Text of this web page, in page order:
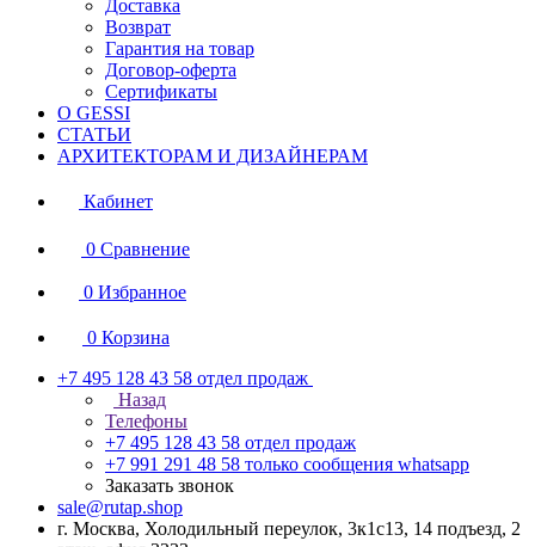
Доставка
Возврат
Гарантия на товар
Договор-оферта
Сертификаты
О GESSI
СТАТЬИ
АРХИТЕКТОРАМ И ДИЗАЙНЕРАМ
Кабинет
0 Сравнение
0 Избранное
0 Корзина
+7 495 128 43 58 отдел продаж
Назад
Телефоны
+7 495 128 43 58 отдел продаж
+7 991 291 48 58 только сообщения whatsapp
Заказать звонок
sale@rutap.shop
г. Москва, Холодильный переулок, 3к1с13, 14 подъезд, 2